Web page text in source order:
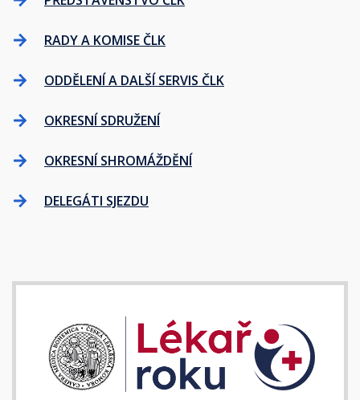
RADY A KOMISE ČLK
ODDĚLENÍ A DALŠÍ SERVIS ČLK
OKRESNÍ SDRUŽENÍ
OKRESNÍ SHROMÁŽDĚNÍ
DELEGÁTI SJEZDU